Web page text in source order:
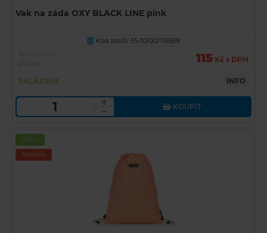
Vak na záda OXY BLACK LINE pink
U
Kód zboží: 55-10/00/115588
115 Kč s DPH
SKLADEM INFO
KOUPIT
Akční
Novinka